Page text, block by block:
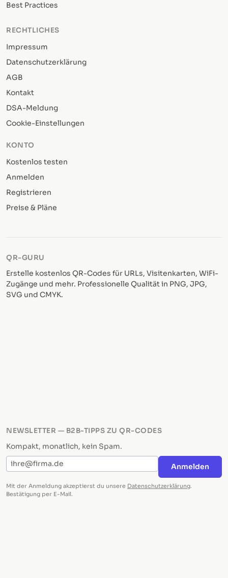
Best Practices
RECHTLICHES
Impressum
Datenschutzerklärung
AGB
Kontakt
DSA-Meldung
Cookie-Einstellungen
KONTO
Kostenlos testen
Anmelden
Registrieren
Preise & Pläne
QR-GURU
Erstelle kostenlos QR-Codes für URLs, Visitenkarten, WiFi-
Zugänge und mehr. Professionelle Qualität in PNG, JPG,
SVG und CMYK.
NEWSLETTER — B2B-TIPPS ZU QR-CODES
Kompakt, monatlich, kein Spam.
E-Mail-Adresse
Anmelden
Mit der Anmeldung akzeptierst du unsere Datenschutzerklärung.
Bestätigung per E-Mail.